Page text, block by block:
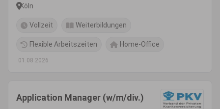
Köln
Vollzeit Weiterbildungen
Flexible Arbeitszeiten Home-Office
01.08.2026
Application Manager (w/m/div.)